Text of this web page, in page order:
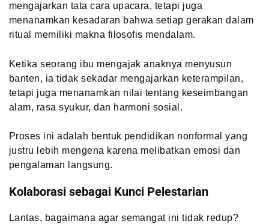
mengajarkan tata cara upacara, tetapi juga
menanamkan kesadaran bahwa setiap gerakan dalam
ritual memiliki makna filosofis mendalam.
Ketika seorang ibu mengajak anaknya menyusun
banten, ia tidak sekadar mengajarkan keterampilan,
tetapi juga menanamkan nilai tentang keseimbangan
alam, rasa syukur, dan harmoni sosial.
Proses ini adalah bentuk pendidikan nonformal yang
justru lebih mengena karena melibatkan emosi dan
pengalaman langsung.
Kolaborasi sebagai Kunci Pelestarian
Lantas, bagaimana agar semangat ini tidak redup?